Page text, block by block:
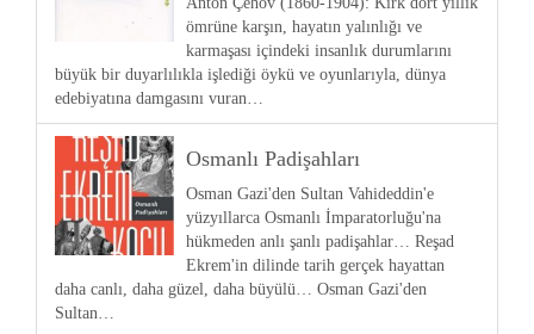
ömrüne karşın, hayatın yalınlığı ve
karmaşası içindeki insanlık durumlarını
büyük bir duyarlılıkla işlediği öykü ve oyunlarıyla, dünya
edebiyatına damgasını vuran…
Osmanlı Padişahları
Osman Gazi'den Sultan Vahideddin'e
yüzyıllarca Osmanlı İmparatorluğu'na
hükmeden anlı şanlı padişahlar… Reşad
Ekrem'in dilinde tarih gerçek hayattan
daha canlı, daha güzel, daha büyülü… Osman Gazi'den
Sultan…